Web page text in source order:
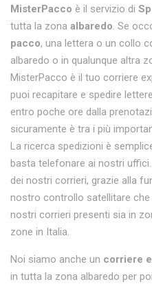
MisterPacco è il servizio di
tutta la zona albaredo. Se
pacco, una lettera o un collo
albaredo o in qualunque altra
MisterPacco è il tuo corriere
puoi recapitare e spedire
entro poche ore dalla
sicuramente è tra i più
La ricerca spedizioni è
basta telefonare ai nostri
dei nostri corrieri, grazie alla
nostro controllo satellitare
nostri corrieri presenti sia in
zone in Italia.
Noi siamo anche un corriere
in tutta la zona albaredo per